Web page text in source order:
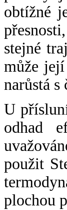
obtížné
stejné
může
narůstá s
U
odhad
použit
plochou